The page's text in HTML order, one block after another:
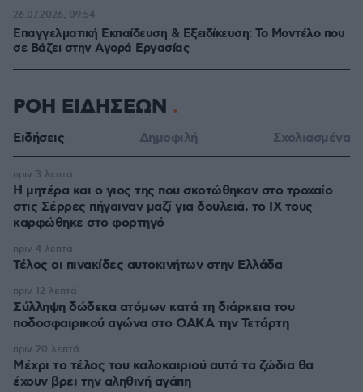
Επαγγελματική Εκπαίδευση & Εξειδίκευση: Το Mοντέλο που
σε Bάζει στην Aγορά Eργασίας
26.07.2026, 09:54
ΡΟΗ ΕΙΔΗΣΕΩΝ
Ειδήσεις Δημοφιλή Σχολιασμένα
Η μητέρα και ο γιος της που σκοτώθηκαν στο τροχαίο
στις Σέρρες πήγαιναν μαζί για δουλειά, το ΙΧ τους
καρφώθηκε στο φορτηγό
πριν 3 λεπτά
Τέλος οι πινακίδες αυτοκινήτων στην Ελλάδα
πριν 4 λεπτά
Σύλληψη δώδεκα ατόμων κατά τη διάρκεια του
ποδοσφαιρικού αγώνα στο ΟΑΚΑ την Τετάρτη
πριν 12 λεπτά
Μέχρι το τέλος του καλοκαιριού αυτά τα ζώδια θα
έχουν βρει την αληθινή αγάπη
πριν 20 λεπτά